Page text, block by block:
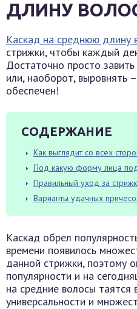
ДЛИНУ
Каскад на среднюю длину
стрижки, чтобы каждый
Достаточно просто
или, наоборот, выровнять
обеспечен!
СОДЕРЖАНИЕ
Как выглядит со всех
Под какую форму лица
Правильный уход за
Варианты удачных
Каскад обрел
времени появилось
данной стрижки, поэтому
популярности и на
на средние волосы таятся
универсальности и